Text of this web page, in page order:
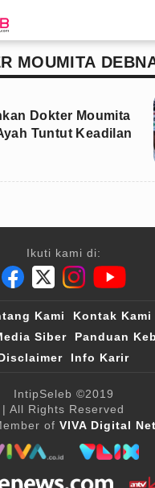
MOUMITA
Dokter Moumita
Tuntut Keadilan
Ikuti kami di:
Kami Kontak Kami
Siber
Panduan
Info Karir
IntipSeleb ©2019
| All Rights Reserved
of VIVA Digital